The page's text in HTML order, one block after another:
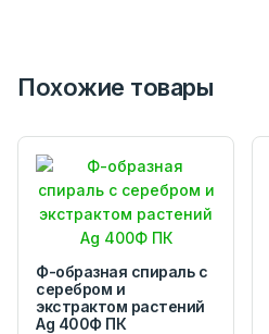
Похожие товары
Ф-образная cпираль с
серебром и
экстрактом растений
Ag 400Ф ПК